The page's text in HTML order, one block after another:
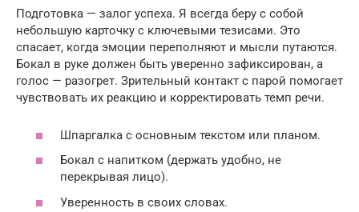
Подготовка — залог успеха. Я всегда беру с собой
небольшую карточку с ключевыми тезисами. Это
спасает, когда эмоции переполняют и мысли путаются.
Бокал в руке должен быть уверенно зафиксирован, а
голос — разогрет. Зрительный контакт с парой помогает
чувствовать их реакцию и корректировать темп речи.
Шпаргалка с основным текстом или планом.
Бокал с напитком (держать удобно, не
перекрывая лицо).
Уверенность в своих словах.